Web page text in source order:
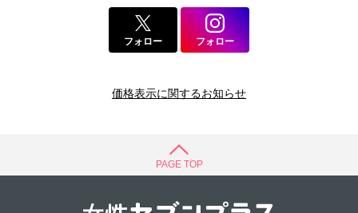
フォロー フォロー
価格表示に関するお知らせ
PAGE TOP